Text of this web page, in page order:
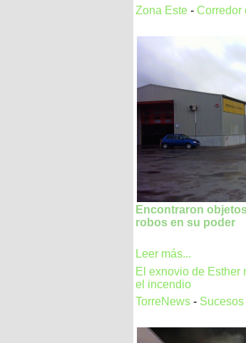
Zona Este - Corredor
Encontraron
robos en su poder
Leer más...
El exnovio de Esther
el incendio
TorreNews - Sucesos